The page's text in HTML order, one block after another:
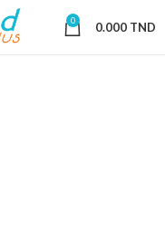
0 0.000 TND